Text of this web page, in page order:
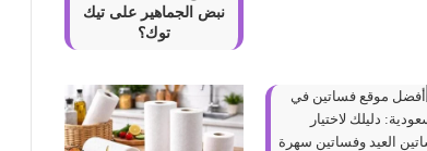
نبض الجماهير على تيك
توك؟